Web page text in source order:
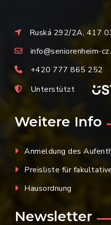
Ruská 292/2A, 417
info@seniorenheim-
+420 777 865 252
Unterstützt
Weitere Info
Anmeldung des
Preisliste für
Hausordnung
Newsletter